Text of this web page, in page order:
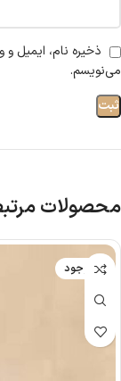
ذخیره نام، ایمیل
می‌نویسم.
محصولات
ناموجود